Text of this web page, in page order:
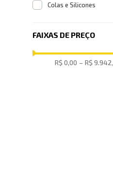
Colas e Silicones
FAIXAS DE PREÇO
R$ 0,00 – R$